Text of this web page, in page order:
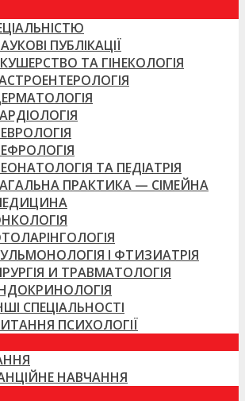
ПУБЛІКАЦІЇ
ТА ГІНЕКОЛОГІЯ
ТА ПЕДІАТРІЯ
ПРАКТИКА — СІМЕЙНА
І ФТИЗИАТРІЯ
И ТРАВМАТОЛОГІЯ
СПЕЦІАЛЬНОСТІ
ПСИХОЛОГІЇ
НАВЧАННЯ